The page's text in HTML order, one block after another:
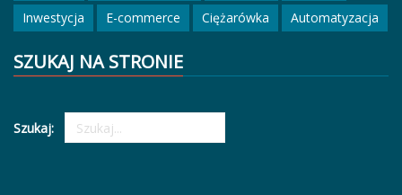
Inwestycja
E-commerce Ciężarówka Automatyzacja
SZUKAJ NA STRONIE
Szukaj: